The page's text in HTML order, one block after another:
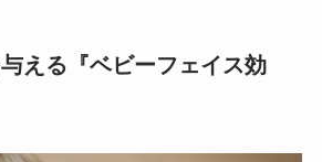
える『ベビーフェイス効